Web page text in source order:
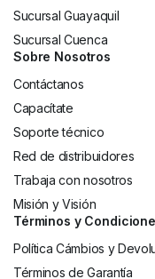
Sucursal Guayaquil
Sucursal Cuenca
Sobre Nosotros
Contáctanos
Capacítate
Soporte técnico
Red de distribuidores
Trabaja con nosotros
Misión y Visión
Términos y
Política Cámbios y
Términos de Garantía